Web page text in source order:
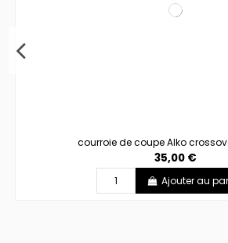
courroie de coupe Alko
35,00 €
Ajouter au